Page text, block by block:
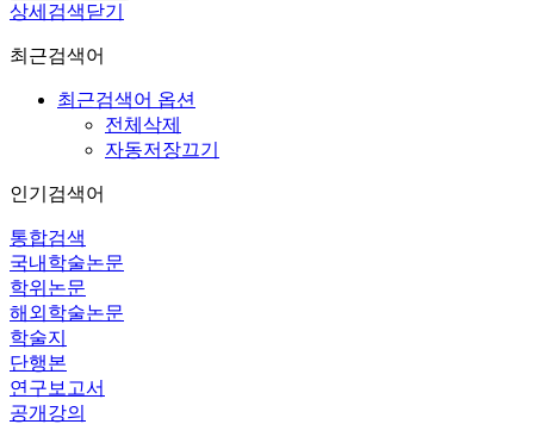
상세검색닫기
최근검색어
최근검색어 옵션
전체삭제
자동저장끄기
인기검색어
통합검색
국내학술논문
학위논문
해외학술논문
학술지
단행본
연구보고서
공개강의